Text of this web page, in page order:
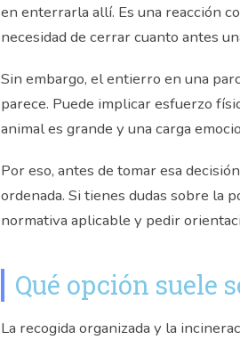
en enterrarla allí. Es una reacción
necesidad de cerrar cuanto antes
Sin embargo, el entierro en una
parece. Puede implicar esfuerzo
animal es grande y una carga
Por eso, antes de tomar esa
ordenada. Si tienes dudas sobre la
normativa aplicable y pedir
Qué opción suele
La recogida organizada y la